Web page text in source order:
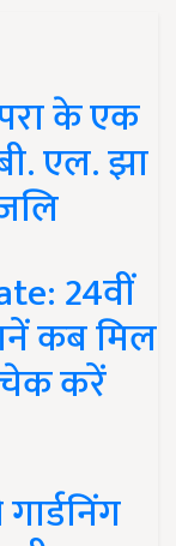
के एक
एल. झा
24वीं
कब मिल
करें